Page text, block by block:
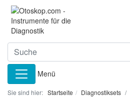
Menü
Sie sind hier: Startseite Diagnostiksets